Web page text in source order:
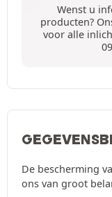
Wenst u
producten?
voor alle
De bescherming
ons van groot